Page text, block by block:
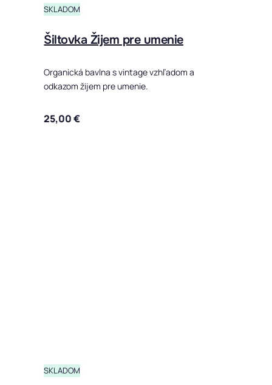
SKLADOM
Šiltovka Žijem pre umenie
Organická bavlna s vintage vzhľadom a
odkazom žijem pre umenie.
25,00€
SKLADOM